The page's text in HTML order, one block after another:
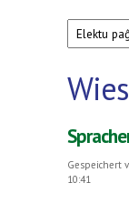
Gespeichert
10:41